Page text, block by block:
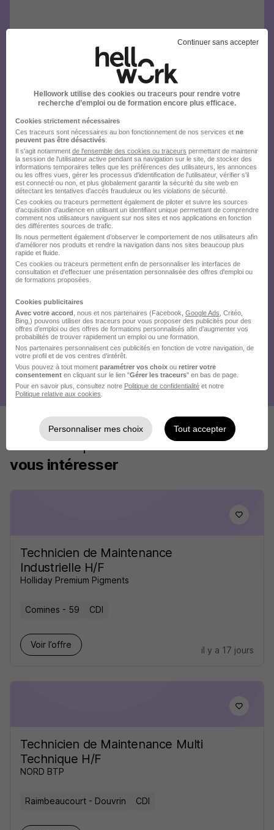
Ces offres pourraient aussi
vous intéresser
Technicien de Maintenance
Industrielle H/F
Holliday Premium Pigments
Comines - 59 CDI
Voir l’offre
il y a 17 jours
Technicien de Maintenance Multi
Technique H/F
NORD BTP
Raimbeaucourt - Douvrin CDI
Continuer sans accepter
Hellowork utilise des cookies ou traceurs pour rendre votre
recherche d’emploi ou de formation encore plus efficace.
Cookies strictement nécessaires
Ces traceurs sont nécessaires au bon fonctionnement de nos services et ne
peuvent pas être désactivés
Il s'agit notamment de l'ensemble des cookies ou traceurs permettant de maintenir
la session de l'utilisateur active pendant sa navigation sur le site, de stocker des
informations temporaires telles que les préférences des utilisateurs, les annonces
ou les offres vues, gérer les processus d'identification de l'utilisateur, vérifier s'il
est connecté ou non, et plus globalement garantir la sécurité du site web en
détectant les tentatives d'accès frauduleux ou les violations de sécurité.
Ces cookies ou traceurs permettent également de piloter et suivre les sources
d'acquisition d'audience en utilisant un identifiant unique permettant de comprendre
comment nos utilisateurs naviguent sur nos sites et nos applications en fonction
des différentes sources de trafic.
Ils nous permettent également d’observer le comportement de nos utilisateurs afin
d'améliorer nos produits et rendre la navigation dans nos sites beaucoup plus
rapide et fluide.
Ces cookies ou traceurs permettent enfin de personnaliser les interfaces de
consultation et d'effectuer une présentation personnalisée des offres d'emploi ou
de formations proposées.
Cookies publicitaires
Avec votre accord , nous et nos partenaires (Facebook, Google Ads , Critéo,
Bing,) pouvons utiliser des traceurs pour vous proposer des publicités pour des
offres d’emploi ou des offres de formations personnalisés afin d’augmenter vos
probabilités de trouver rapidement un emploi ou une formation.
Nos partenaires personnalisent ces publicités en fonction de votre navigation, de
votre profil et de vos centres d’intérêt.
Vous pouvez à tout moment paramétrer vos choix ou retirer votre
consentement en cliquant sur le lien "Gérer les traceurs" en bas de page.
Pour en savoir plus, consultez notre Politique de confidentialité et notre
Politique relative aux cookies
Personnaliser mes choix Tout accepter